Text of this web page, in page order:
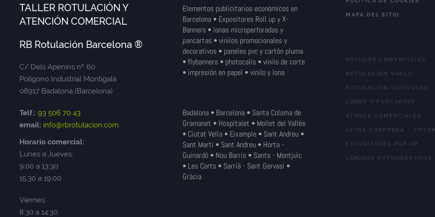
TALLER ROTULACIÓN Y
ATENCIÓN COMERCIAL
RB Rotulación Barcelona ®
C/ Dels Apenins nº 60
Polígono Industrial Montigalà
08917 Badalona (Barcelona)
Telf.: 93 506 70 43
email: info@rbrotulacion.com
Horario comercial:
Lunes a Jueves:
9:00 a 13:30
15:30 a 19:00
Viernes:
8:30 a 14:30
Elementos publicitarios económicos en
Barcelona • Expositores Roll up y X-
Banners • lonas microperforadas y
pancartas • vinilos promocionales y
decorativos • paneles pvc y cartón pluma
• flybanners • photocalls • vinilo de corte
• impresión en papel • vinilo y lona
Badalona • Barcelona • Santa Coloma de
Gramanet • Hospitalet • Mollet del Vallés
• Ciutat Vella • Eixample • Sant Andreu •
Sant Martí • Sant Andreu • Horta -
Guinardó • Nou Barris • Sants - Montjuïc
• Les Corts • Sarrià - Sant Gervasi •
Gràcia
MAPA DEL SITIO
ROTULACIÓN VINILO
ROTULACIÓN VEHÍCULOS
LONAS Y PANCARTAS
STANDS COMERCIALES
LETRA CORPÓREA
EXPOSITORES POP UP
LÁMINAS AUTOHADESIVAS